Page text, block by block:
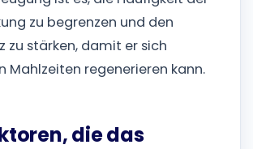
zu begrenzen und den
zu stärken, damit er sich
Mahlzeiten regenerieren kann.
die das